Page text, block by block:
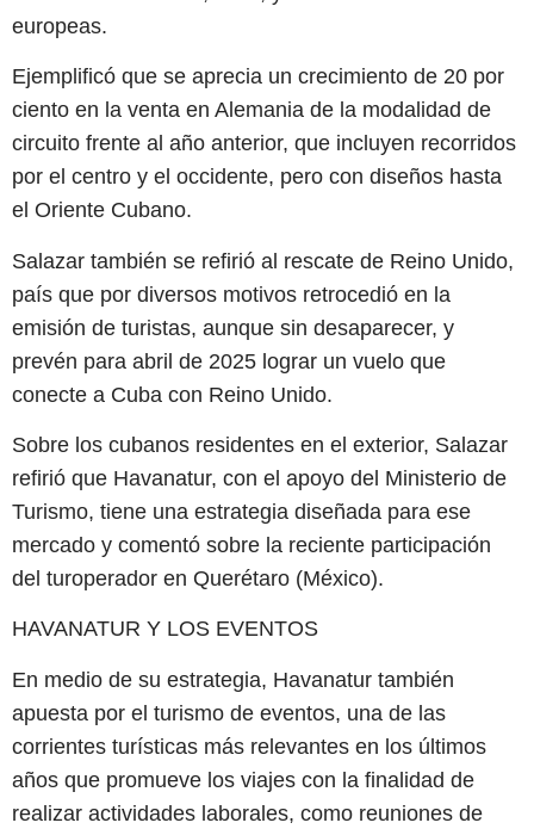
europeas.
Ejemplificó que se aprecia un crecimiento de 20 por
ciento en la venta en Alemania de la modalidad de
circuito frente al año anterior, que incluyen recorridos
por el centro y el occidente, pero con diseños hasta
el Oriente Cubano.
Salazar también se refirió al rescate de Reino Unido,
país que por diversos motivos retrocedió en la
emisión de turistas, aunque sin desaparecer, y
prevén para abril de 2025 lograr un vuelo que
conecte a Cuba con Reino Unido.
Sobre los cubanos residentes en el exterior, Salazar
refirió que Havanatur, con el apoyo del Ministerio de
Turismo, tiene una estrategia diseñada para ese
mercado y comentó sobre la reciente participación
del turoperador en Querétaro (México).
HAVANATUR Y LOS EVENTOS
En medio de su estrategia, Havanatur también
apuesta por el turismo de eventos, una de las
corrientes turísticas más relevantes en los últimos
años que promueve los viajes con la finalidad de
realizar actividades laborales, como reuniones de